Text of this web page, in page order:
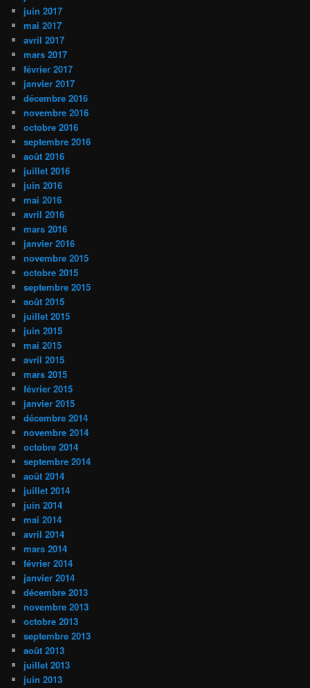
juin 2017
mai 2017
avril 2017
mars 2017
février 2017
janvier 2017
décembre 2016
novembre 2016
octobre 2016
septembre 2016
août 2016
juillet 2016
juin 2016
mai 2016
avril 2016
mars 2016
janvier 2016
novembre 2015
octobre 2015
septembre 2015
août 2015
juillet 2015
juin 2015
mai 2015
avril 2015
mars 2015
février 2015
janvier 2015
décembre 2014
novembre 2014
octobre 2014
septembre 2014
août 2014
juillet 2014
juin 2014
mai 2014
avril 2014
mars 2014
février 2014
janvier 2014
décembre 2013
novembre 2013
octobre 2013
septembre 2013
août 2013
juillet 2013
juin 2013